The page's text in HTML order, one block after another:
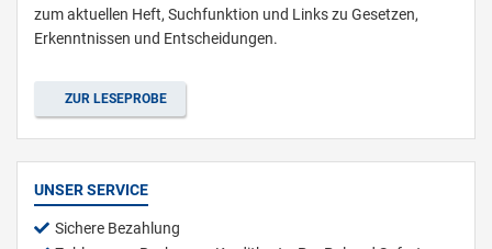
zum aktuellen Heft, Suchfunktion und Links zu Gesetzen,
Erkenntnissen und Entscheidungen.
ZUR LESEPROBE
UNSER SERVICE
Sichere Bezahlung